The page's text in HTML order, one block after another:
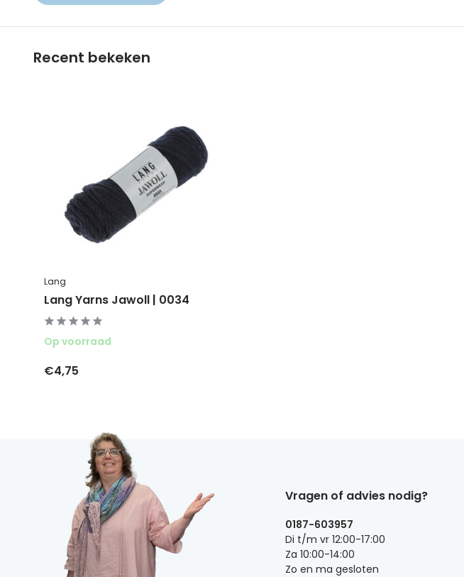
Recent bekeken
Lang
Lang Yarns Jawoll | 0034
Op voorraad
€4,75
Vragen of advies nodig?
0187-603957
Di t/m vr 12:00-17:00
Za 10:00-14:00
Zo en ma gesloten